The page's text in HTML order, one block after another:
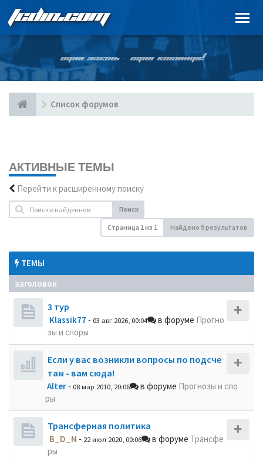
FCDIN.COM
ОДНА ЖИЗНЬ – ОДНА КОМАНДА!
Список форумов
АКТИВНЫЕ ТЕМЫ
Перейти к расширенному поиску
Поиск
Страница 1из 1 Найдено 9 результатов
ТЕМЫ
заголовок
3 тур
Klassik77 - 03 авг 2026, 00:04 в форуме Прогно
зы и споры
Если у вас возникли вопросы по подсче
там - вам сюда!
Alter - 08 мар 2010, 20:06 в форуме Прогнозы и спо
ры
Трансферная политика
B_D_N - 22 июл 2020, 00:06 в форуме Трансфе
ры